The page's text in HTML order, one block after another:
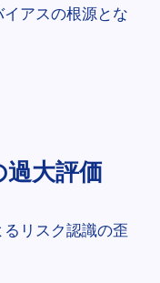
アスの根源とな
大評価
リスク認識の歪